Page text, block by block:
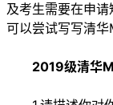
及考生需要在申请
可以尝试写写清华
2019级清华